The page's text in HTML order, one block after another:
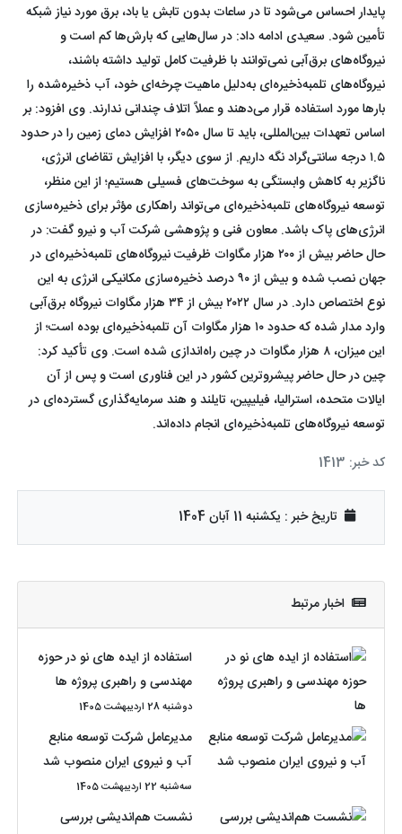
پایدار احساس می‌شود تا در ساعات بدون تابش یا باد، برق مورد نیاز شبکه
تأمین شود. سعیدی ادامه داد: در سال‌هایی که بارش‌ها کم است و
نیروگاه‌های برق‌آبی نمی‌توانند با ظرفیت کامل تولید داشته باشند،
نیروگاه‌های تلمبه‌ذخیره‌ای به‌دلیل ماهیت چرخه‌ای خود، آب ذخیره‌شده را
بار‌ها مورد استفاده قرار می‌دهند و عملاً اتلاف چندانی ندارند. وی افزود: بر
اساس تعهدات بین‌المللی، باید تا سال ۲۰۵۰ افزایش دمای زمین را در حدود
۱.۵ درجه سانتی‌گراد نگه داریم. از سوی دیگر، با افزایش تقاضای انرژی،
ناگزیر به کاهش وابستگی به سوخت‌های فسیلی هستیم؛ از این منظر،
توسعه نیروگاه‌های تلمبه‌ذخیره‌ای می‌تواند راهکاری مؤثر برای ذخیره‌سازی
انرژی‌های پاک باشد. معاون فنی و پژوهشی شرکت آب و نیرو گفت: در
حال حاضر بیش از ۲۰۰ هزار مگاوات ظرفیت نیروگاه‌های تلمبه‌ذخیره‌ای در
جهان نصب شده و بیش از ۹۰ درصد ذخیره‌سازی مکانیکی انرژی به این
نوع اختصاص دارد. در سال ۲۰۲۲ بیش از ۳۴ هزار مگاوات نیروگاه برق‌آبی
وارد مدار شده که حدود ۱۰ هزار مگاوات آن تلمبه‌ذخیره‌ای بوده است؛ از
این میزان، ۸ هزار مگاوات در چین راه‌اندازی شده است. وی تأکید کرد:
چین در حال حاضر پیشروترین کشور در این فناوری است و پس از آن
ایالات متحده، استرالیا، فیلیپین، تایلند و هند سرمایه‌گذاری گسترده‌ای در
توسعه نیروگاه‌های تلمبه‌ذخیره‌ای انجام داده‌اند.
کد خبر: 1413
تاریخ خبر : یکشنبه 11 آبان 1404
اخبار مرتبط
استفاده از ایده های نو در حوزه
مهندسی و راهبری پروژه ها
دوشنبه 28 اردیبهشت 1405
مدیرعامل شرکت توسعه منابع
آب و نیروی ایران منصوب شد
سه‌شنبه 22 اردیبهشت 1405
نشست هم‌اندیشی بررسی